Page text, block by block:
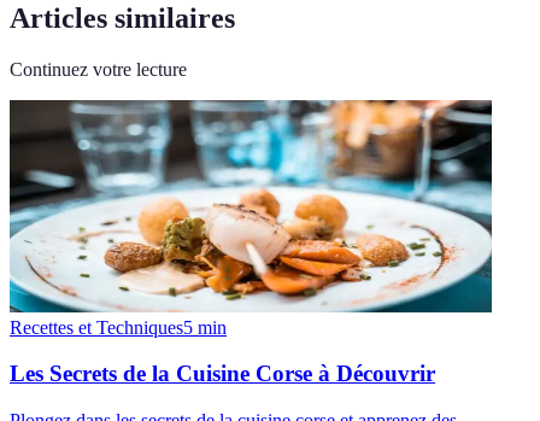
Articles similaires
Continuez votre lecture
Recettes et Techniques5 min
Les Secrets de la Cuisine Corse à Découvrir